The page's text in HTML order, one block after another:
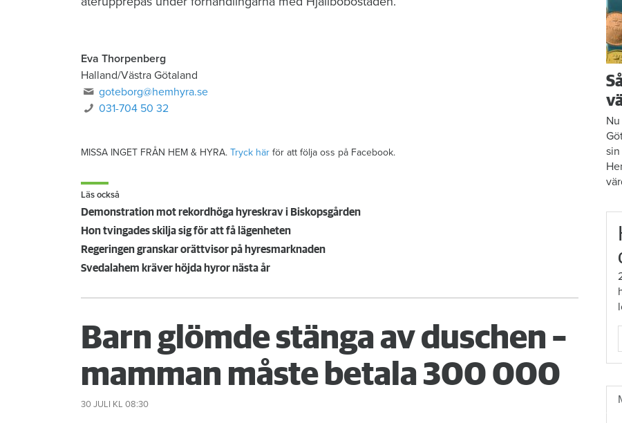
Eva Thorpenberg
Halland/Västra Götaland
goteborg@hemhyra.se
031-704 50 32
MISSA INGET FRÅN HEM & HYRA. Tryck här för att följa oss på Facebook.
Läs också
Demonstration mot rekordhöga hyreskrav i Biskopsgården
Hon tvingades skilja sig för att få lägenheten
Regeringen granskar orättvisor på hyresmarknaden
Svedalahem kräver höjda hyror nästa år
Barn glömde stänga av duschen –
mamman måste betala 300 000
30 JULI KL 08:30